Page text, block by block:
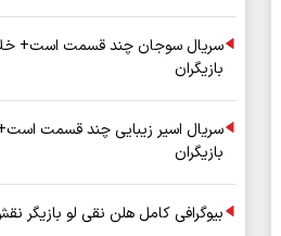
سریال سوجان چند قسمت است+
بازیگران
سریال اسیر زیبایی چند قسمت
بازیگران
بیوگرافی کامل هلن نقی لو بازیگر